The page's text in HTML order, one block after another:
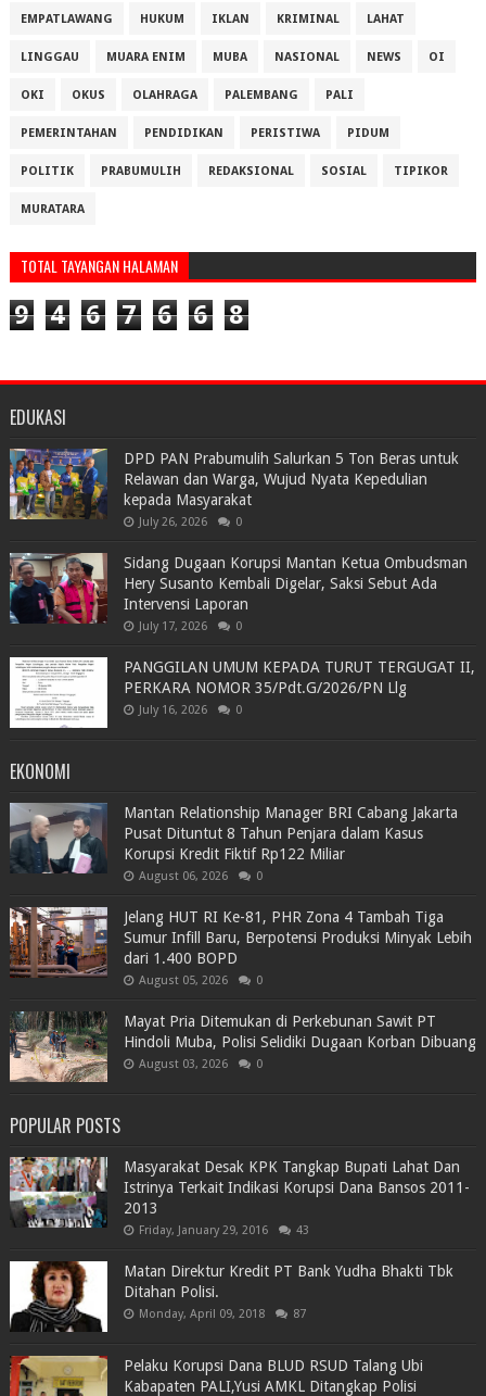
EMPATLAWANG HUKUM IKLAN KRIMINAL LAHAT
LINGGAU MUARA ENIM MUBA NASIONAL NEWS OI
OKI OKUS OLAHRAGA PALEMBANG PALI
PEMERINTAHAN PENDIDIKAN PERISTIWA PIDUM
POLITIK PRABUMULIH REDAKSIONAL SOSIAL TIPIKOR
MURATARA
TOTAL TAYANGAN HALAMAN
9 4 6 7 6 6 8
EDUKASI
DPD PAN Prabumulih Salurkan 5 Ton Beras untuk
Relawan dan Warga, Wujud Nyata Kepedulian
kepada Masyarakat
July 26, 2026 0
Sidang Dugaan Korupsi Mantan Ketua Ombudsman
Hery Susanto Kembali Digelar, Saksi Sebut Ada
Intervensi Laporan
July 17, 2026 0
PANGGILAN UMUM KEPADA TURUT TERGUGAT II,
PERKARA NOMOR 35/Pdt.G/2026/PN Llg
July 16, 2026 0
EKONOMI
Mantan Relationship Manager BRI Cabang Jakarta
Pusat Dituntut 8 Tahun Penjara dalam Kasus
Korupsi Kredit Fiktif Rp122 Miliar
August 06, 2026 0
Jelang HUT RI Ke-81, PHR Zona 4 Tambah Tiga
Sumur Infill Baru, Berpotensi Produksi Minyak Lebih
dari 1.400 BOPD
August 05, 2026 0
Mayat Pria Ditemukan di Perkebunan Sawit PT
Hindoli Muba, Polisi Selidiki Dugaan Korban Dibuang
August 03, 2026 0
POPULAR POSTS
Masyarakat Desak KPK Tangkap Bupati Lahat Dan
Istrinya Terkait Indikasi Korupsi Dana Bansos 2011-
2013
Friday, January 29, 2016 43
Matan Direktur Kredit PT Bank Yudha Bhakti Tbk
Ditahan Polisi.
Monday, April 09, 2018 87
Pelaku Korupsi Dana BLUD RSUD Talang Ubi
Kabapaten PALI,Yusi AMKL Ditangkap Polisi